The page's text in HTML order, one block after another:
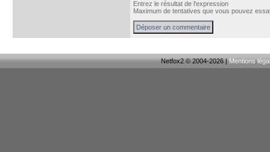
Entrez le résultat de l'expression
Maximum de tentatives que vous pouvez
Netfox2 © 2004-2026 |Mentions